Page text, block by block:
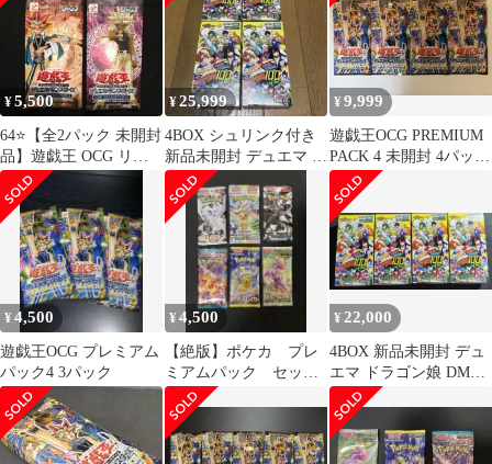
¥5,500
64⭐️【全2パック 未開封
品】遊戯王 OCG リミ
テッドエディション4
マリク
¥25,999
4BOX シュリンク付き
新品未開封 デュエマ ド
ラゴン娘 DM26-EX3
¥9,999
遊戯王OCG PREMIUM
PACK 4 未開封 4パック
セット
¥4,500
遊戯王OCG プレミアム
パック4 3パック
¥4,500
【絶版】ポケカ プレ
ミアムパック セッ
ト 未開封6パック ま
とめ売り
¥ 22,000
4BOX 新品未開封 デュ
エマ ドラゴン娘 DM26-
EX3